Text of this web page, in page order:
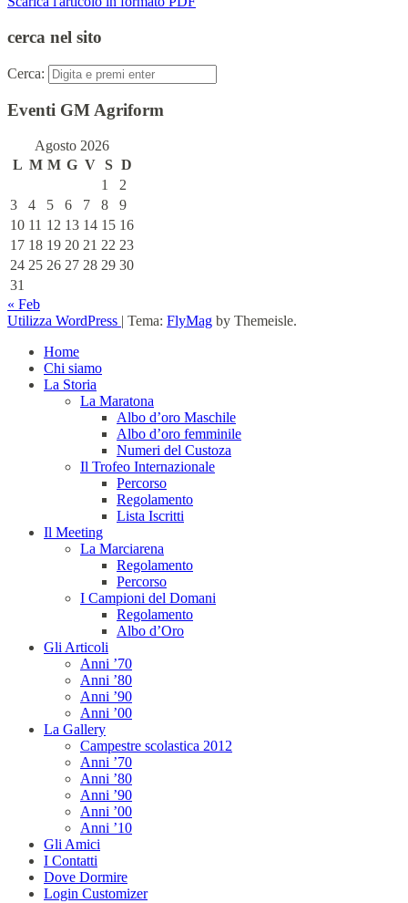
cerca nel sito
Cerca:
Eventi GM Agriform
Agosto 2026
L M M G V S D
1
2
3
4 5 6 7 8
9
10 11 12 13 14 15 16
17 18 19 20 21 22 23
24 25 26 27 28 29 30
31
« Feb
Utilizza WordPress | Tema: FlyMag by Themeisle.
Home
Chi siamo
La Storia
La Maratona
Albo d’oro Maschile
Albo d’oro femminile
Numeri del Custoza
Il Trofeo Internazionale
Percorso
Regolamento
Lista Iscritti
Il Meeting
La Marciarena
Regolamento
Percorso
I Campioni del Domani
Regolamento
Albo d’Oro
Gli Articoli
Anni ’70
Anni ’80
Anni ’90
Anni ’00
La Gallery
Campestre scolastica 2012
Anni ’70
Anni ’80
Anni ’90
Anni ’00
Anni ’10
Gli Amici
I Contatti
Dove Dormire
Login Customizer